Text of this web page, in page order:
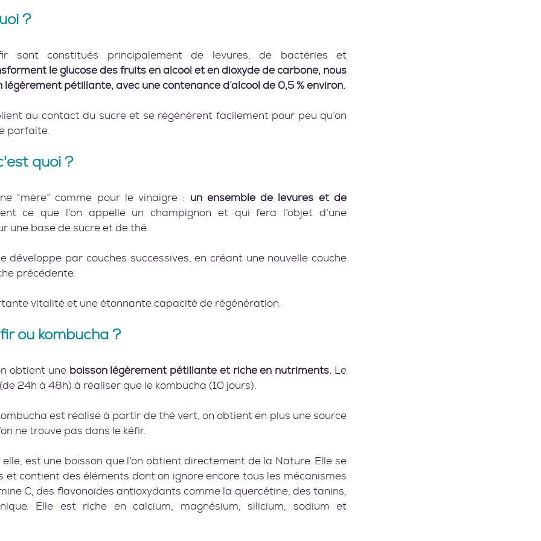
?
sont constitués principalement de levures, de bactéries et
le glucose des fruits en alcool et en dioxyde de carbone, nous
pétillante, avec une contenance d’alcool de 0,5 % environ.
au contact du sucre et se régénèrent facilement pour peu qu’on
parfaite.
quoi ?
“mère” comme pour le vinaigre : un ensemble de levures et de
ce que l’on appelle un champignon et qui fera l’objet d’une
une base de sucre et de thé.
développe par couches successives, en créant une nouvelle couche
précédente.
vitalité et une étonnante capacité de régénération.
ou kombucha ?
obtient une boisson légèrement pétillante et riche en nutriments.
Le
24h à 48h) à réaliser que le kombucha (10 jours).
est réalisé à partir de thé vert, on obtient en plus une source
ne trouve pas dans le kéfir.
est une boisson que l’on obtient directement de la Nature. Elle se
contient des éléments dont on ignore encore tous les mécanismes
C, des flavonoïdes antioxydants comme la quercétine, des tanins,
Elle est riche en calcium, magnésium, silicium, sodium et